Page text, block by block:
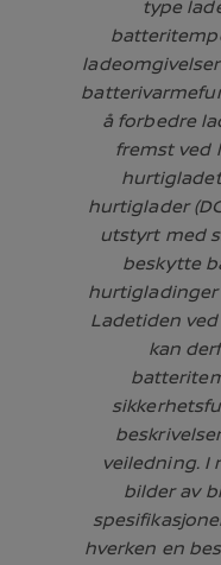
type
å forbedre
fremst ved
hurtiglader
utstyrt med
beskytte
Ladetiden
kan
veiledning. I
bilder av
hverken en